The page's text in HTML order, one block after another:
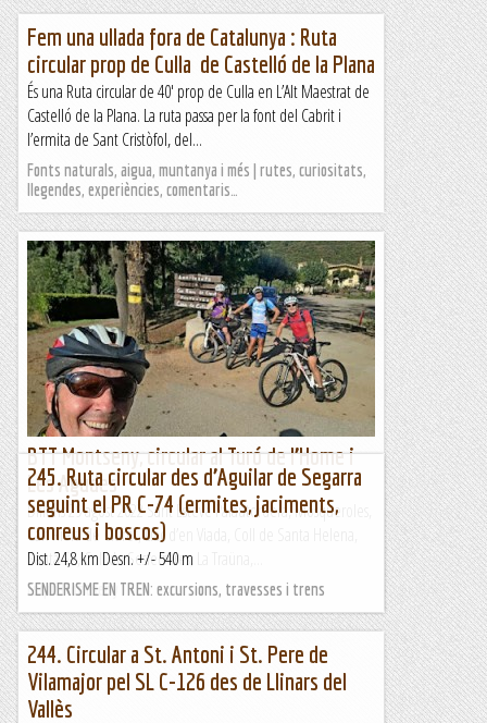
Fem una ullada fora de Catalunya : Ruta
circular prop de Culla de Castelló de la Plana
És una Ruta circular de 40′ prop de Culla en L’Alt Maestrat de
Castelló de la Plana. La ruta passa per la font del Cabrit i
l’ermita de Sant Cristòfol, del...
Fonts naturals, aigua, muntanya i més | rutes, curiositats,
llegendes, experiències, comentaris…
BTT Montseny, circular al Turó de l’Home i
Les Agudes
Dilluns 29 agost 2022 Sant Esteve Palautordera, Mosqueroles,
Can Riera de Ciuret, Llac d’en Viada, Coll de Santa Helena,
Santa Fe, Coll de Sesferreres, La Traüna,...
Esqui Montseny
245. Ruta circular des d’Aguilar de Segarra
seguint el PR C-74 (ermites, jaciments,
conreus i boscos)
Dist. 24,8 km Desn. +/- 540 m
SENDERISME EN TREN: excursions, travesses i trens
244. Circular a St. Antoni i St. Pere de
Vilamajor pel SL C-126 des de Llinars del
Vallès